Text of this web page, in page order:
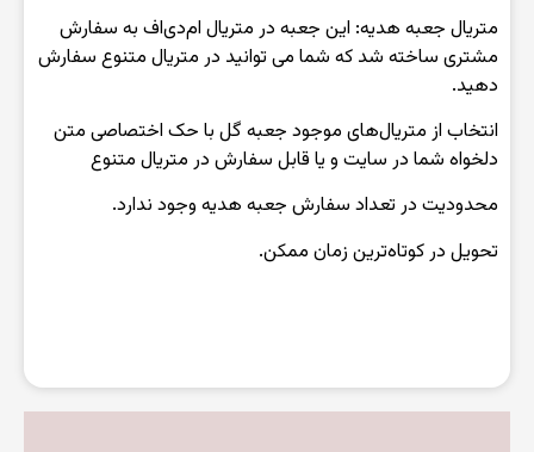
متریال جعبه هدیه: این جعبه در متریال ام‌دی‌اف به سفارش
مشتری ساخته شد که شما می توانید در متریال متنوع سفارش
دهید.
انتخاب از متریال‌های موجود جعبه گل با حک اختصاصی متن
دلخواه شما در سایت و یا قابل سفارش در متریال متنوع
محدودیت در تعداد سفارش جعبه هدیه وجود ندارد.
تحویل در کوتاه‌ترین زمان ممکن.